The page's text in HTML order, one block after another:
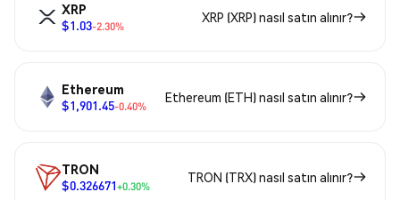
XRP
$1.03-2.30%
XRP (XRP) nasıl satın alınır?
Ethereum
$1,901.45-0.40%
Ethereum (ETH) nasıl satın alınır?
TRON
$0.326671+0.30%
TRON (TRX) nasıl satın alınır?